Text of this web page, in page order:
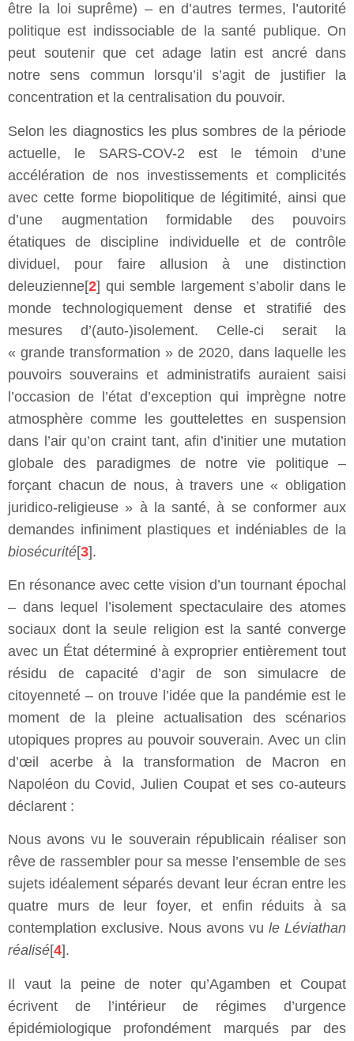
être la loi suprême) – en d’autres termes, l’autorité
politique est indissociable de la santé publique. On
peut soutenir que cet adage latin est ancré dans
notre sens commun lorsqu’il s’agit de justifier la
concentration et la centralisation du pouvoir.
Selon les diagnostics les plus sombres de la période
actuelle, le SARS-COV-2 est le témoin d’une
accélération de nos investissements et complicités
avec cette forme biopolitique de légitimité, ainsi que
d’une augmentation formidable des pouvoirs
étatiques de discipline individuelle et de contrôle
dividuel, pour faire allusion à une distinction
deleuzienne[2] qui semble largement s’abolir dans le
monde technologiquement dense et stratifié des
mesures d’(auto-)isolement. Celle-ci serait la
« grande transformation » de 2020, dans laquelle les
pouvoirs souverains et administratifs auraient saisi
l’occasion de l’état d’exception qui imprègne notre
atmosphère comme les gouttelettes en suspension
dans l’air qu’on craint tant, afin d’initier une mutation
globale des paradigmes de notre vie politique –
forçant chacun de nous, à travers une « obligation
juridico-religieuse » à la santé, à se conformer aux
demandes infiniment plastiques et indéniables de la
biosécurité[3].
En résonance avec cette vision d’un tournant épochal
– dans lequel l’isolement spectaculaire des atomes
sociaux dont la seule religion est la santé converge
avec un État déterminé à exproprier entièrement tout
résidu de capacité d’agir de son simulacre de
citoyenneté – on trouve l’idée que la pandémie est le
moment de la pleine actualisation des scénarios
utopiques propres au pouvoir souverain. Avec un clin
d’œil acerbe à la transformation de Macron en
Napoléon du Covid, Julien Coupat et ses co-auteurs
déclarent :
Nous avons vu le souverain républicain réaliser son
rêve de rassembler pour sa messe l’ensemble de ses
sujets idéalement séparés devant leur écran entre les
quatre murs de leur foyer, et enfin réduits à sa
contemplation exclusive. Nous avons vu le Léviathan
réalisé[4].
Il vaut la peine de noter qu’Agamben et Coupat
écrivent de l’intérieur de régimes d’urgence
épidémiologique profondément marqués par des